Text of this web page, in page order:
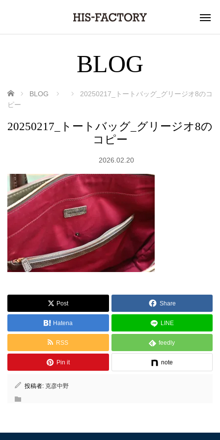
BLOG
ホーム BLOG
20250217_トートバッグ_グリージオ8のコ
ピー
20250217_トートバッグ_グリージオ8の
コピー
2026.02.20
Post Share
Hatena LINE
RSS feedly
Pin it note
投稿者: 克彦中野